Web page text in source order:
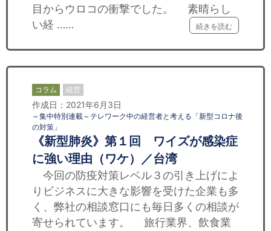
目からウロコの衝撃でした。 素晴らし
い経 ……
続きを読む
コラム 経営
作成日：2021年6月3日
～集中特別連載～テレワーク中の経営者と考える「新型コロナ後
の対策」
《新型肺炎》第１回 ワイズが感染症
に強い理由（ワケ）／台湾
今回の防疫対策レベル３の引き上げによ
りビジネスに大きな影響を受けた企業も多
く、弊社の相談窓口にも毎日多くの相談が
寄せられています。 旅行業界、飲食業